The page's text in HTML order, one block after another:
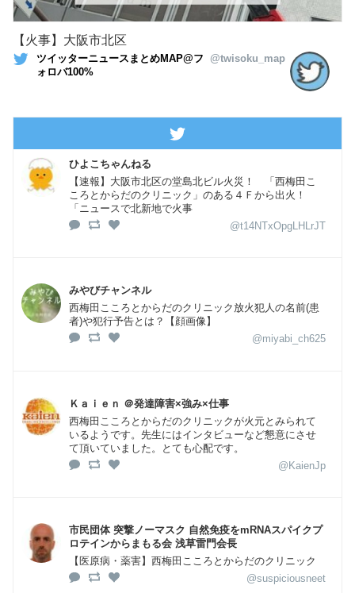
【火事】大阪市北区
ツイッターニュースまとめMAP@フ
ォロバ100%
@twisoku_map
ひよこちゃんねる
【速報】大阪市北区の堂島北ビル火災！ 「西梅田こ
ころとからだのクリニック」のある４Ｆから出火！
「ニュースで北新地で火事
@t14NTxOpgLHLrJT
みやびチャンネル
西梅田こころとからだのクリニック放火犯人の名前(患
者)や犯行予告とは？【顔画像】
@miyabi_ch625
Ｋａｉｅｎ ＠発達障害×強み×仕事
西梅田こころとからだのクリニックが火元とみられて
いるようです。先生にはインタビューなど懇意にさせ
て頂いていました。とても心配です。
@KaienJp
市民団体 突撃ノーマスク 自然免疫をmRNAスパイクプ
ロテインからまもる会 浅草雷門会長
【医原病・薬害】西梅田こころとからだのクリニック
@suspiciousneet